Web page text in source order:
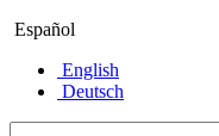
Español
English
Deutsch